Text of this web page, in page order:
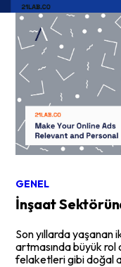
GENEL
İnşaat
Son yıllarda yaşanan
artmasında büyük rol
felaketleri gibi doğal